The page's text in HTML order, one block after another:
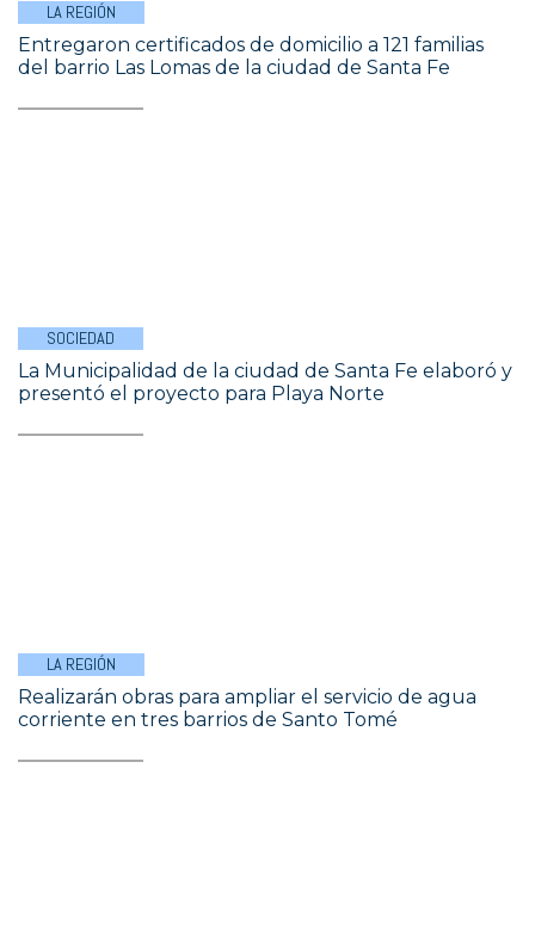
LA REGIÓN
Entregaron certificados de domicilio a 121 familias
del barrio Las Lomas de la ciudad de Santa Fe
SOCIEDAD
La Municipalidad de la ciudad de Santa Fe elaboró y
presentó el proyecto para Playa Norte
LA REGIÓN
Realizarán obras para ampliar el servicio de agua
corriente en tres barrios de Santo Tomé